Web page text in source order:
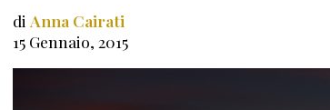
di Anna Cairati
15 Gennaio, 2015